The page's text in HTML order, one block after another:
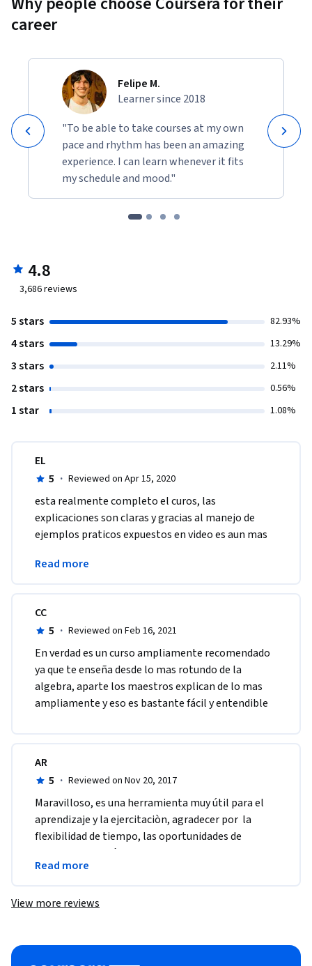
career
Felipe M.
Learner since 2018
"To be able to take courses at my own
pace and rhythm has been an amazing
experience. I can learn whenever it fits
my schedule and mood."
4.8
3,686reviews
5 stars 82.93%
4 stars 13.29%
3 stars 2.11%
2 stars 0.56%
1 star 1.08%
EL
5 · Reviewed on Apr 15, 2020
esta realmente completo el curos, las
explicaciones son claras y gracias al manejo de
ejemplos praticos expuestos en video es aun mas
problema
Read more
CC
5 · Reviewed on Feb 16, 2021
En verdad es un curso ampliamente recomendado
ya que te enseña desde lo mas rotundo de la
algebra, aparte los maestros explican de lo mas
ampliamente y eso es bastante fácil y entendible
AR
5 · Reviewed on Nov 20, 2017
Maravilloso, es una herramienta muy útil para el
aprendizaje y la ejercitaciòn, agradecer por  la
flexibilidad de tiempo, las oportunidades de
presentar los exámenes y todos los recursos
disponibles.
Read more
View more reviews